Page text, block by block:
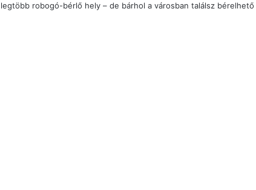
robogó-bérlő hely – de bárhol a városban találsz